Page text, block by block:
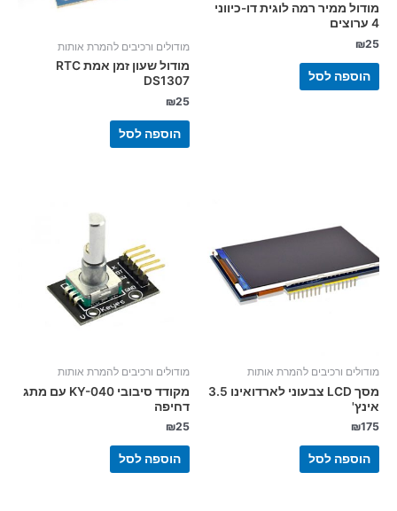
מודול ממיר רמה לוגית דו-כיווני
4 ערוצים
₪25
הוספה לסל
מודולים ורכיבים להמרת אותות
מודול שעון זמן אמת RTC
DS1307
₪25
הוספה לסל
מודולים ורכיבים להמרת אותות
מסך LCD צבעוני לארדואינו 3.5
אינץ'
₪175
הוספה לסל
מודולים ורכיבים להמרת אותות
מקודד סיבובי KY-040 עם מתג
דחיפה
₪25
הוספה לסל